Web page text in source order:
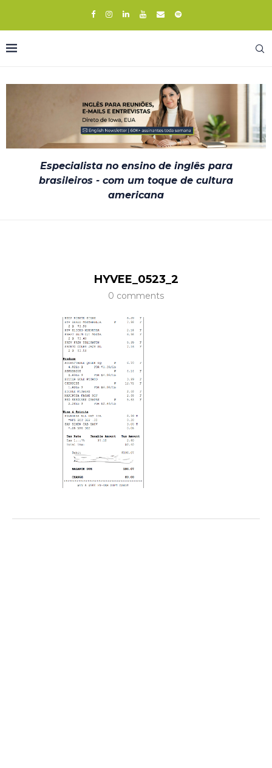
Especialista no ensino de inglês para
brasileiros - com um toque de cultura
americana
HYVEE_0523_2
0 comments